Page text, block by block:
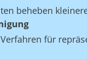
beheben
für